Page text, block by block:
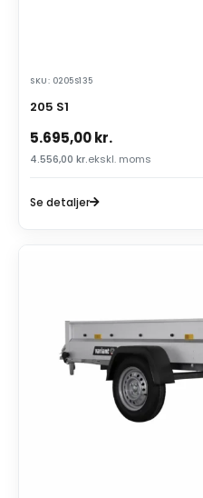
SKU: 0205S135
205 S1
5.695,00kr.
4.556,00 kr.ekskl. moms
Se detaljer